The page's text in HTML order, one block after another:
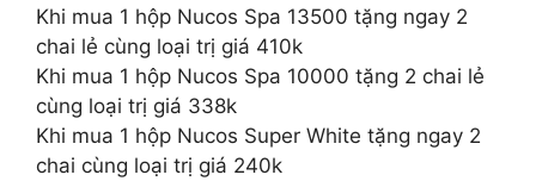
Khi mua 1 hộp Nucos Spa 13500 tặng ngay 2
chai lẻ cùng loại trị giá 410k
Khi mua 1 hộp Nucos Spa 10000 tặng 2 chai lẻ
cùng loại trị giá 338k
Khi mua 1 hộp Nucos Super White tặng ngay 2
chai cùng loại trị giá 240k